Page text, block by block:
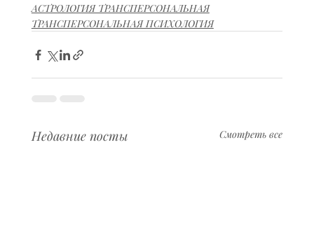
АСТРОЛОГИЯ ТРАНСПЕРСОНАЛЬНАЯ
ТРАНСПЕРСОНАЛЬНАЯ ПСИХОЛОГИЯ
Недавние посты Смотреть все